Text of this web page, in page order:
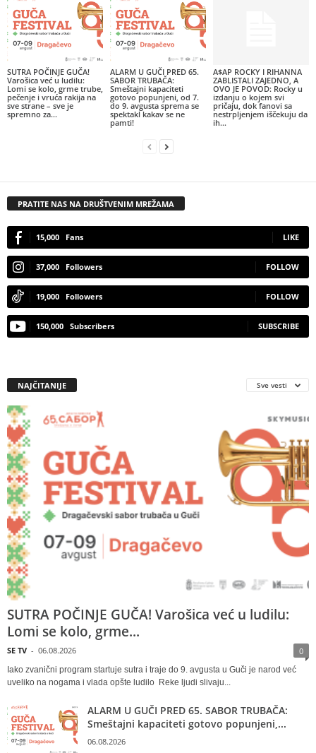
SUTRA POČINJE GUČA!
Varošica već u ludilu:
Lomi se kolo, grme trube,
pečenje i vruća rakija na
sve strane – sve je
spremno za...
ALARM U GUČI PRED 65.
SABOR TRUBAČA:
Smeštajni kapaciteti
gotovo popunjeni, od 7.
do 9. avgusta sprema se
spektakl kakav se ne
pamti!
A$AP ROCKY I RIHANNA
ZABLISTALI ZAJEDNO, A
OVO JE POVOD: Rocky u
izdanju o kojem svi
pričaju, dok fanovi sa
nestrpljenjem iščekuju da
ih...
PRATITE NAS NA DRUŠTVENIM MREŽAMA
15,000 Fans LIKE
37,000 Followers FOLLOW
19,000 Followers FOLLOW
150,000 Subscribers SUBSCRIBE
NAJČITANIJE Sve vesti
SUTRA POČINJE GUČA! Varošica već u ludilu:
Lomi se kolo, grme...
SE TV - 06.08.2026 0
Iako zvanični program startuje sutra i traje do 9. avgusta u Guči je narod već
uveliko na nogama i vlada opšte ludilo Reke ljudi slivaju...
ALARM U GUČI PRED 65. SABOR TRUBAČA:
Smeštajni kapaciteti gotovo popunjeni,...
06.08.2026